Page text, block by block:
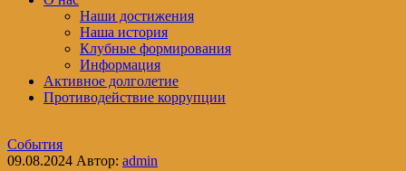
Наши достижения
Наша история
Клубные формирования
Информация
Активное долголетие
Противодействие коррупции
События
09.08.2024 Автор: admin